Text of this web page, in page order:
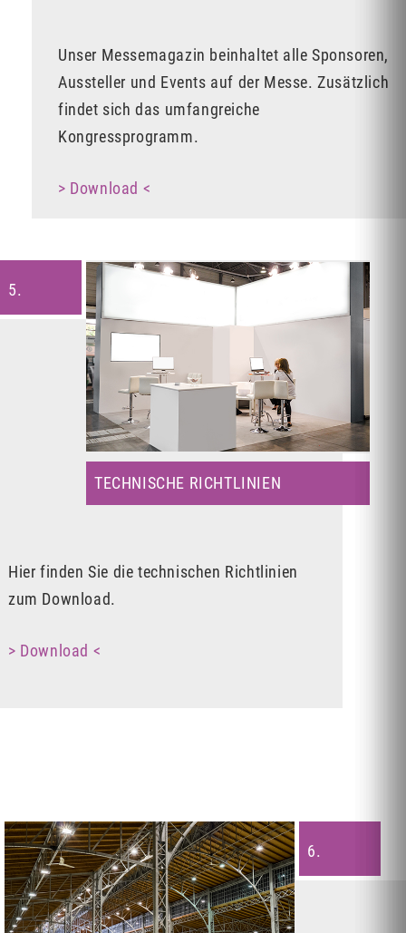
Unser Messemagazin beinhaltet alle Sponsoren,
Aussteller und Events auf der Messe. Zusätzlich
findet sich das umfangreiche
Kongressprogramm.
> Download <
5.
TECHNISCHE RICHTLINIEN
Hier finden Sie die technischen Richtlinien
zum Download.
> Download <
6.